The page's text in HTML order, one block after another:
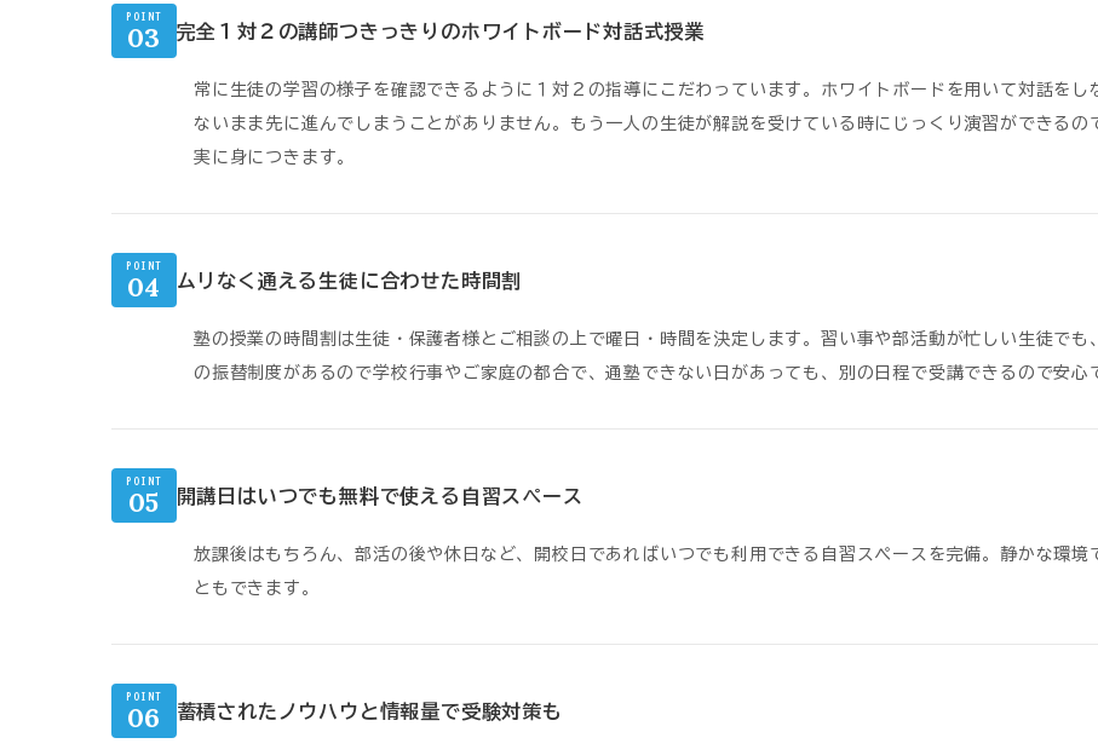
POINT
03 完全１対２の講師つきっきりのホワイトボード対話式授業
常に生徒の学習の様子を確認できるように１対２の指導にこだわっています。ホワイトボードを用いて対話を
ないまま先に進んでしまうことがありません。もう一人の生徒が解説を受けている時にじっくり演習ができる
実に身につきます。
POINT
04 ムリなく通える生徒に合わせた時間割
塾の授業の時間割は生徒・保護者様とご相談の上で曜日・時間を決定します。習い事や部活動が忙しい生徒で
の振替制度があるので学校行事やご家庭の都合で、通塾できない日があっても、別の日程で受講できるので安心
POINT
05 開講日はいつでも無料で使える自習スペース
放課後はもちろん、部活の後や休日など、開校日であればいつでも利用できる自習スペースを完備。静かな環
ともできます。
POINT
06 蓄積されたノウハウと情報量で受験対策も